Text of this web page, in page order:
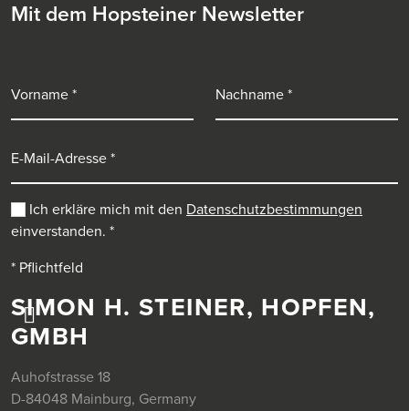
SIMON H. STEINER, HOPFEN,
GMBH
Auhofstrasse 18
D-84048 Mainburg, Germany
Mit dem Hopsteiner Newsletter
Ich erkläre mich mit den Datenschutzbestimmungen
einverstanden. *
* Pflichtfeld